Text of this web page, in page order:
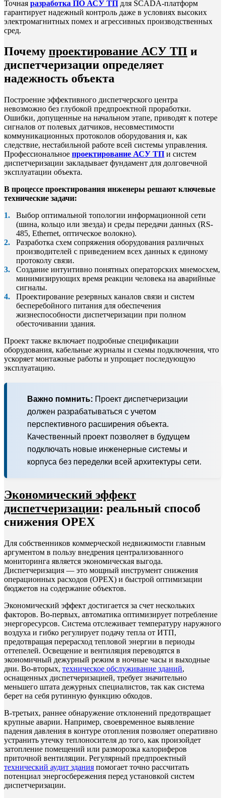
Точная разработка ПО АСУ ТП для SCADA-платформ
гарантирует надежный контроль даже в условиях высоких
электромагнитных помех и агрессивных производственных
сред.
Почему проектирование АСУ ТП и
диспетчеризации определяет
надежность объекта
Построение эффективного диспетчерского центра
невозможно без глубокой предпроектной проработки.
Ошибки, допущенные на начальном этапе, приводят к потере
сигналов от полевых датчиков, несовместимости
коммуникационных протоколов оборудования и, как
следствие, нестабильной работе всей системы управления.
Профессиональное проектирование АСУ ТП и систем
диспетчеризации закладывает фундамент для долговечной
эксплуатации объекта.
В процессе проектирования инженеры решают ключевые
технические задачи:
Выбор оптимальной топологии информационной сети
(шина, кольцо или звезда) и среды передачи данных (RS-
485, Ethernet, оптическое волокно).
Разработка схем сопряжения оборудования различных
производителей с приведением всех данных к единому
протоколу связи.
Создание интуитивно понятных операторских мнемосхем,
минимизирующих время реакции человека на аварийные
сигналы.
Проектирование резервных каналов связи и систем
бесперебойного питания для обеспечения
жизнеспособности диспетчеризации при полном
обесточивании здания.
Проект также включает подробные спецификации
оборудования, кабельные журналы и схемы подключения, что
ускоряет монтажные работы и упрощает последующую
эксплуатацию.
Важно помнить: Проект диспетчеризации
должен разрабатываться с учетом
перспективного расширения объекта.
Качественный проект позволяет в будущем
подключать новые инженерные системы и
корпуса без переделки всей архитектуры сети.
Экономический эффект
диспетчеризации: реальный способ
снижения OPEX
Для собственников коммерческой недвижимости главным
аргументом в пользу внедрения централизованного
мониторинга является экономическая выгода.
Диспетчеризация — это мощный инструмент снижения
операционных расходов (OPEX) и быстрой оптимизации
бюджетов на содержание объектов.
Экономический эффект достигается за счет нескольких
факторов. Во-первых, автоматика оптимизирует потребление
энергоресурсов. Система отслеживает температуру наружного
воздуха и гибко регулирует подачу тепла от ИТП,
предотвращая перерасход тепловой энергии в периоды
оттепелей. Освещение и вентиляция переводятся в
экономичный дежурный режим в ночные часы и выходные
дни. Во-вторых, техническое обслуживание зданий,
оснащенных диспетчеризацией, требует значительно
меньшего штата дежурных специалистов, так как система
берет на себя рутинную функцию обходов.
В-третьих, раннее обнаружение отклонений предотвращает
крупные аварии. Например, своевременное выявление
падения давления в контуре отопления позволяет оперативно
устранить утечку теплоносителя до того, как произойдет
затопление помещений или разморозка калориферов
приточной вентиляции. Регулярный предпроектный
технический аудит здания помогает точно рассчитать
потенциал энергосбережения перед установкой систем
диспетчеризации.